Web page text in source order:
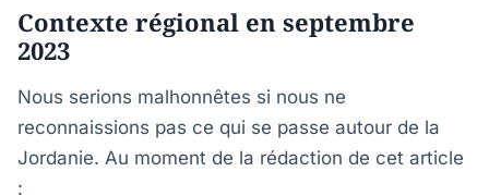
Contexte régional en septembre
2023
Nous serions malhonnêtes si nous ne
reconnaissions pas ce qui se passe autour de la
Jordanie. Au moment de la rédaction de cet article
: